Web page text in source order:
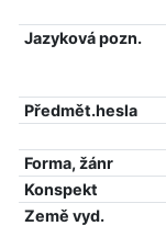
Jazyková pozn.
Předmět.hesla
Forma, žánr
Konspekt
Země vyd.